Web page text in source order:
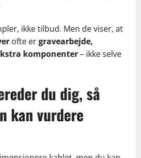
ikke tilbud. Men de viser, at
ofte ergravearbejde,
komponenter– ikke selve
du dig, så
kan vurdere